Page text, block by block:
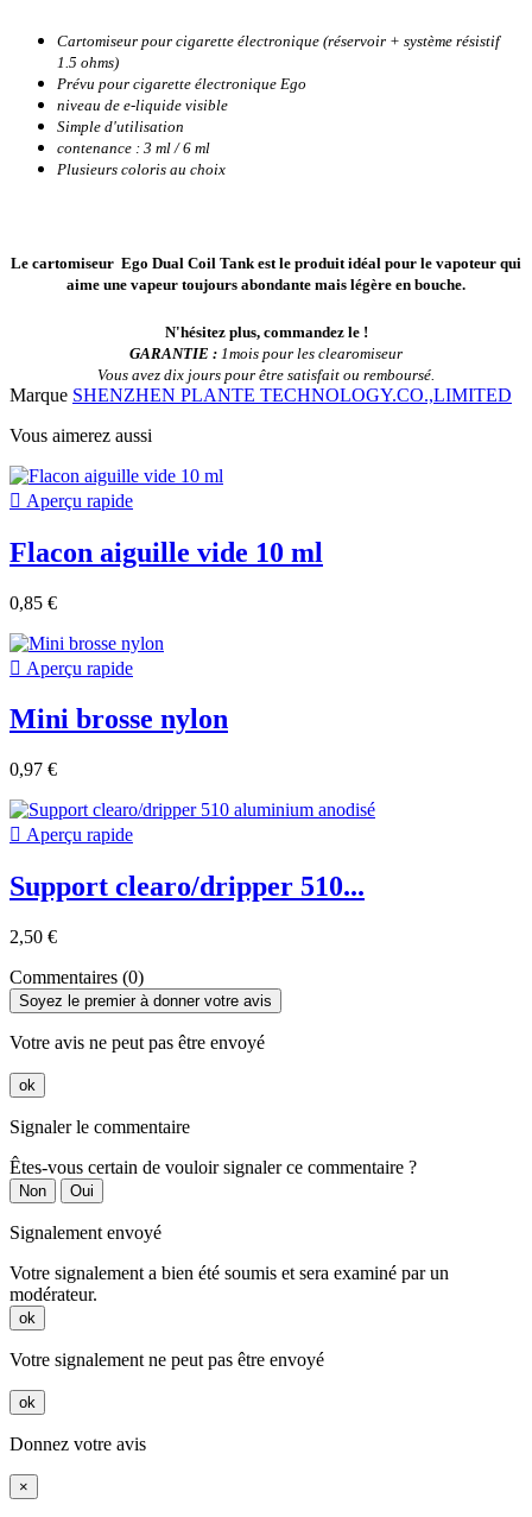
Cartomiseur pour cigarette électronique (réservoir + système résistif
1.5 ohms)
Prévu pour cigarette électronique Ego
niveau de e-liquide visible
Simple d'utilisation
contenance : 3 ml / 6 ml
Plusieurs coloris au choix
Le cartomiseur Ego Dual Coil Tank est le produit idéal pour le vapoteur qui
aime une vapeur toujours abondante mais légère en bouche.
N'hésitez plus, commandez le !
GARANTIE : 1mois pour les clearomiseur
Vous avez dix jours pour être satisfait ou remboursé.
Marque SHENZHEN PLANTE TECHNOLOGY.CO.,LIMITED
Vous aimerez aussi
 Aperçu rapide
Flacon aiguille vide 10 ml
0,85 €
 Aperçu rapide
Mini brosse nylon
0,97 €
 Aperçu rapide
Support clearo/dripper 510...
2,50 €
Commentaires (0)
Soyez le premier à donner votre avis
Votre avis ne peut pas être envoyé
ok
Signaler le commentaire
Êtes-vous certain de vouloir signaler ce commentaire ?
Non Oui
Signalement envoyé
Votre signalement a bien été soumis et sera examiné par un
modérateur.
ok
Votre signalement ne peut pas être envoyé
ok
Donnez votre avis
×